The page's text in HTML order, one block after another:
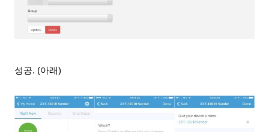
성공. (아래)